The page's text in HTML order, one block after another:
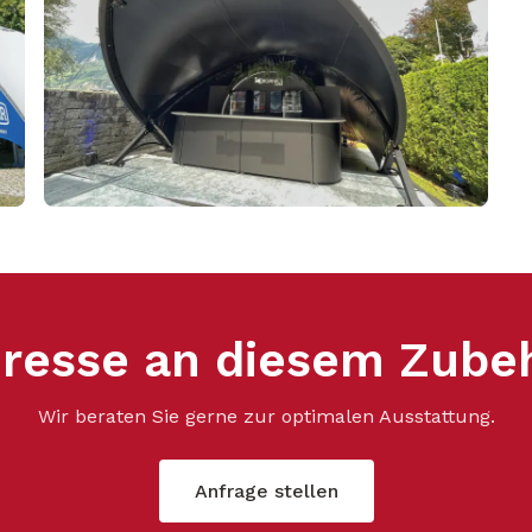
an diesem
Wir beraten Sie gerne zur optimalen Ausstattung.
Anfrage stellen